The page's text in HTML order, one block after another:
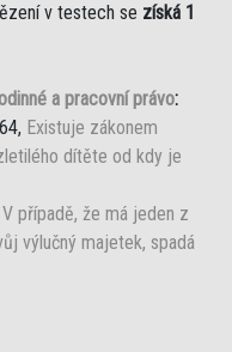
v testech se získá 1
a pracovní právo:
Existuje zákonem
dítěte od kdy je
V případě, že má jeden z
výlučný majetek, spadá